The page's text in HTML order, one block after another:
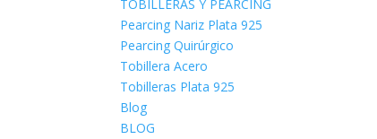
TOBILLERAS Y PEARCING
Pearcing Nariz Plata 925
Pearcing Quirúrgico
Tobillera Acero
Tobilleras Plata 925
Blog
BLOG